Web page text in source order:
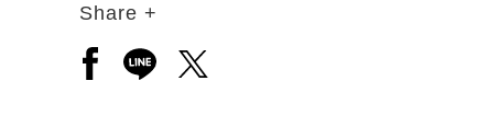
Share +
另開新視窗分享至facebook
另開新視窗分享至line
另開新視窗分享至twitter